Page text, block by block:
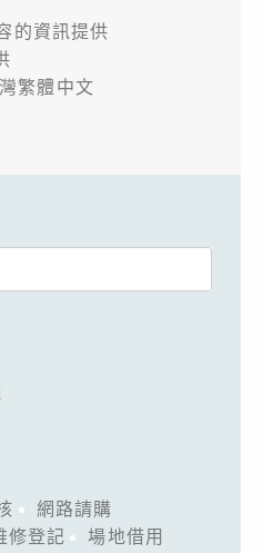
的資訊提供
繁體中文
網路請購
修登記
場地借用